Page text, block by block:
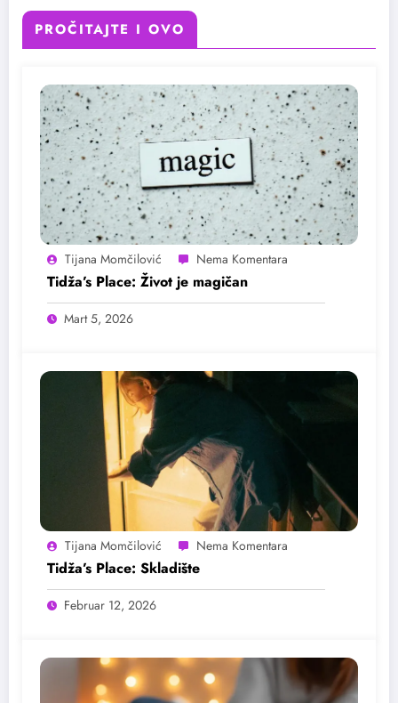
PROČITAJTE I OVO
Tijana Momčilović
Tidža’s Place: Život je magičan
Mart 5, 2026
Tijana Momčilović
Tidža’s Place: Skladište
Februar 12, 2026